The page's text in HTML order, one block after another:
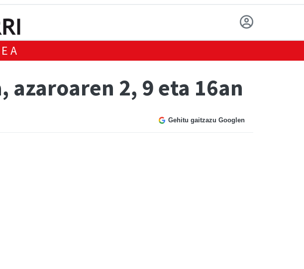
2, 9 eta 16an
Gehitu gaitzazu Googlen